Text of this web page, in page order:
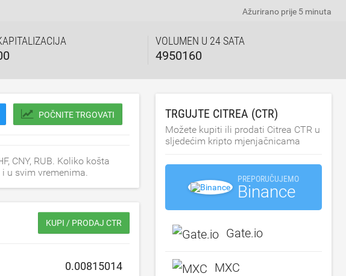
VOLUMEN U 24 SATA
4950160
Ažurirano prije 5 minuta
POČNITE TRGOVATI
CNY, RUB. Koliko košta
u svim vremenima.
KUPI / PRODAJ CTR
TRGUJTE CITREA (CTR)
Možete kupiti ili prodati Citrea CTR u
sljedećim kripto mjenjačnicama
PREPORUČUJEMO
Binance
Gate.io
MXC